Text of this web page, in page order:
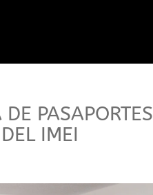
PASAPORTES
IMEI